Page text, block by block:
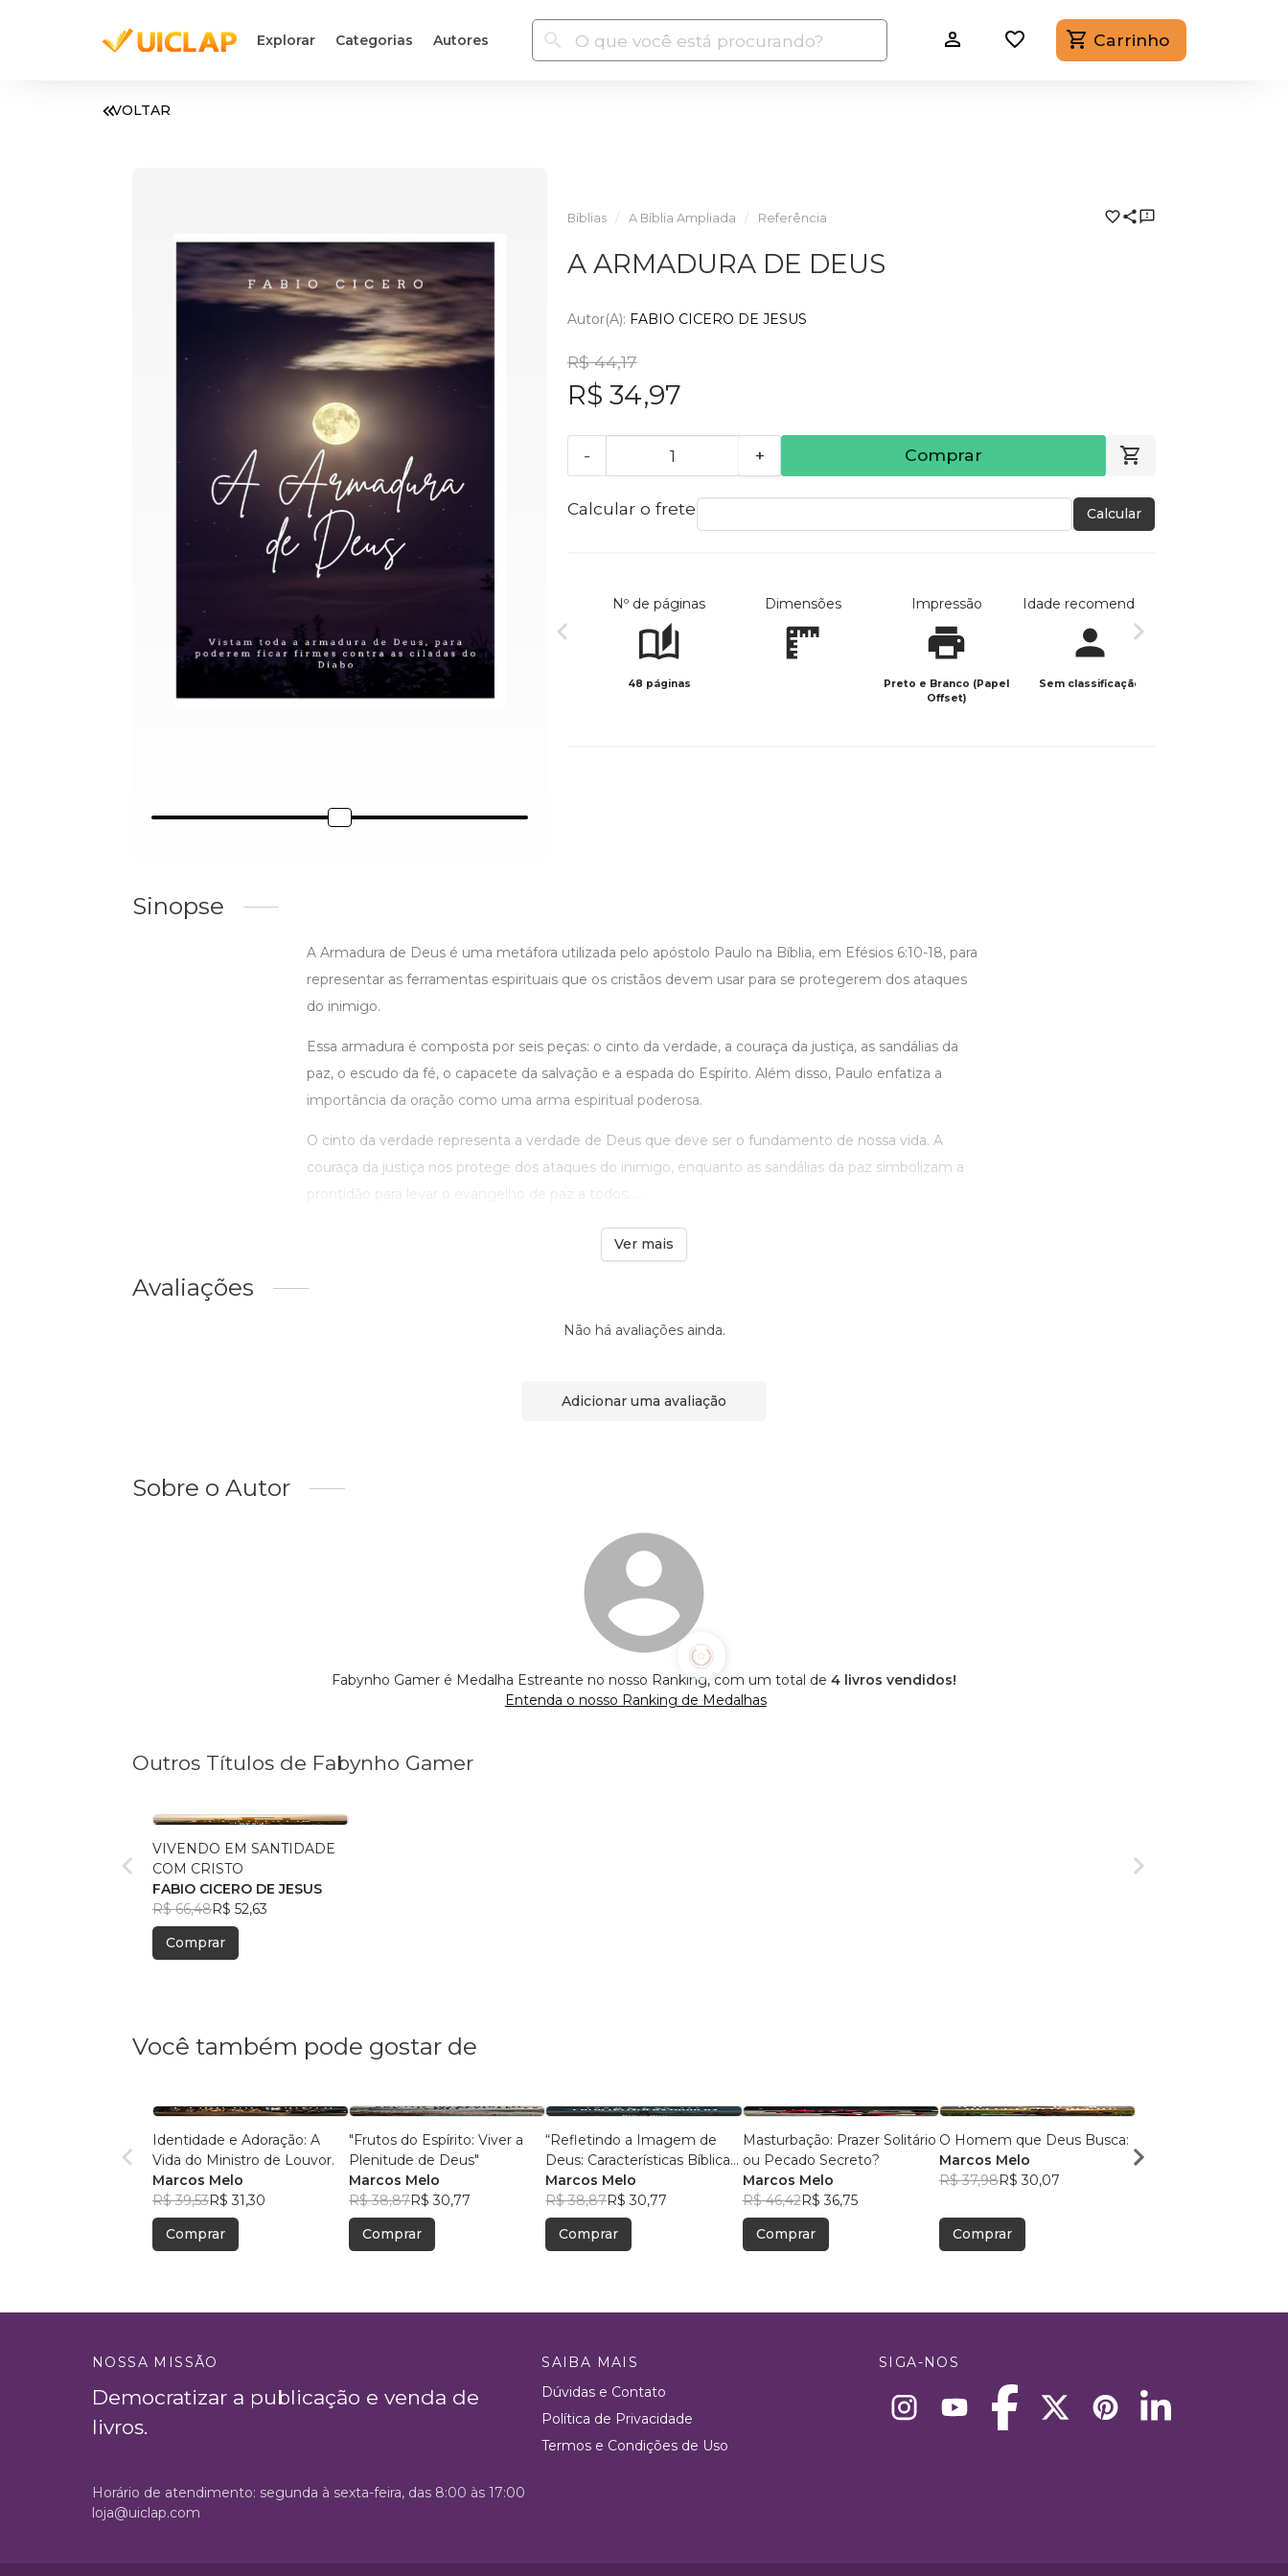
Explorar Categorias Autores Carrinho
VOLTAR
Bíblias A Bíblia Ampliada Referência
A ARMADURA DE DEUS
Autor(a): FABIO CICERO DE JESUS
R$ 44,17
R$ 34,97
- + Comprar
Calcular o frete Calcular
Nº de páginas
48 páginas
Dimensões Impressão
Preto e Branco (Papel
Offset)
Idade recomendada
Sem classificação
Sinopse
A Armadura de Deus é uma metáfora utilizada pelo apóstolo Paulo na Bíblia, em Efésios 6:10-18, para
representar as ferramentas espirituais que os cristãos devem usar para se protegerem dos ataques
do inimigo.
Essa armadura é composta por seis peças: o cinto da verdade, a couraça da justiça, as sandálias da
paz, o escudo da fé, o capacete da salvação e a espada do Espírito. Além disso, Paulo enfatiza a
importância da oração como uma arma espiritual poderosa.
O cinto da verdade representa a verdade de Deus que deve ser o fundamento de nossa vida. A
couraça da justiça nos protege dos ataques do inimigo, enquanto as sandálias da paz simbolizam a
prontidão para levar o evangelho de paz a todos. ...
Ver mais
Avaliações
Não há avaliações ainda.
Adicionar uma avaliação
Sobre o Autor
Fabynho Gamer é Medalha Estreante no nosso Ranking, com um total de 4 livros vendidos!
Entenda o nosso Ranking de Medalhas
Outros Títulos de Fabynho Gamer
VIVENDO EM SANTIDADE
COM CRISTO
FABIO CICERO DE JESUS
R$ 66,48R$ 52,63
Comprar
Você também pode gostar de
Identidade e Adoração: A
Vida do Ministro de Louvor.
Marcos Melo
R$ 39,53R$ 31,30
Comprar
"Frutos do Espírito: Viver a
Plenitude de Deus"
Marcos Melo
R$ 38,87R$ 30,77
Comprar
“Refletindo a Imagem de
Deus: Características Bíblicas
para o Homem”
Marcos Melo
R$ 38,87R$ 30,77
Comprar
Masturbação: Prazer Solitário
ou Pecado Secreto?
Marcos Melo
R$ 46,42R$ 36,75
Comprar
O Homem que Deus Busca:
Marcos Melo
R$ 37,98R$ 30,07
Comprar
Marcos Melo
NOSSA MISSÃO
Democratizar a publicação e venda de
livros.
SAIBA MAIS
Dúvidas e Contato
Política de Privacidade
Termos e Condições de Uso
SIGA-NOS
Horário de atendimento: segunda à sexta-feira, das 8:00 às 17:00
loja@uiclap.com